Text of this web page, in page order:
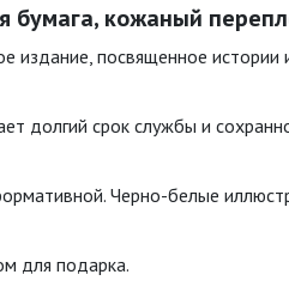
бумага, кожаный
издание, посвященное
долгий срок службы и
Черно-белые
для подарка.